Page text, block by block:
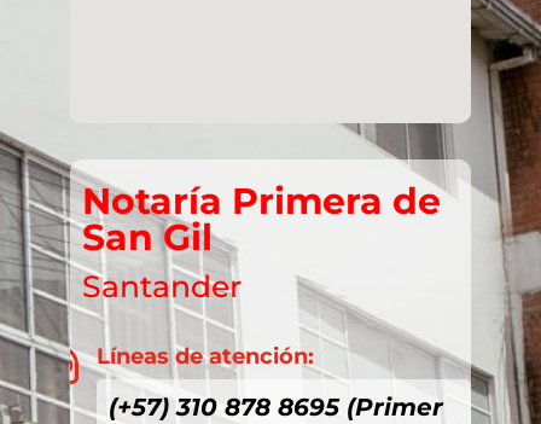
Notaría Primera de
San Gil
Santander
 Líneas de atención:
(+57) 310 878 8695 (Primer